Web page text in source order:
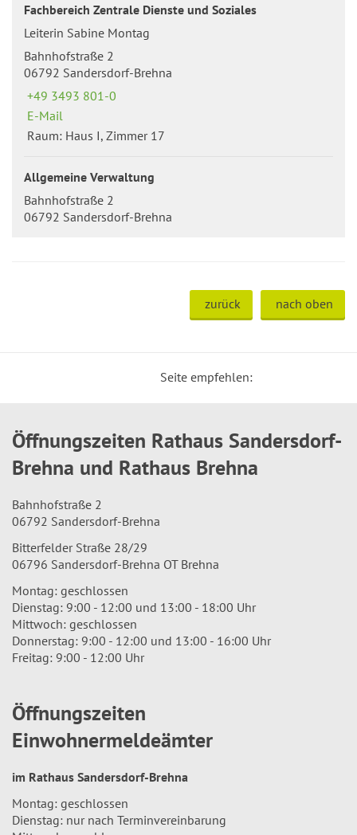
Fachbereich Zentrale Dienste und Soziales
Leiterin Sabine Montag
Bahnhofstraße 2
06792 Sandersdorf-Brehna
+49 3493 801-0
E-Mail
Raum: Haus I, Zimmer 17
Allgemeine Verwaltung
Bahnhofstraße 2
06792 Sandersdorf-Brehna
zurück nach oben
Seite empfehlen:
Öffnungszeiten Rathaus Sandersdorf-
Brehna und Rathaus Brehna
Bahnhofstraße 2
06792 Sandersdorf-Brehna
Bitterfelder Straße 28/29
06796 Sandersdorf-Brehna OT Brehna
Montag: geschlossen
Dienstag: 9:00 - 12:00 und 13:00 - 18:00 Uhr
Mittwoch: geschlossen
Donnerstag: 9:00 - 12:00 und 13:00 - 16:00 Uhr
Freitag: 9:00 - 12:00 Uhr
Öffnungszeiten
Einwohnermeldeämter
im Rathaus Sandersdorf-Brehna
Montag: geschlossen
Dienstag: nur nach Terminvereinbarung